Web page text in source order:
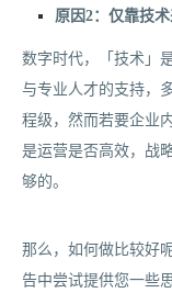
原因2：仅靠技
数字时代，「技术」
与专业人才的支持，
程级，然而若要企业
是运营是否高效，战
够的。
那么，如何做比较好
告中尝试提供您一些思